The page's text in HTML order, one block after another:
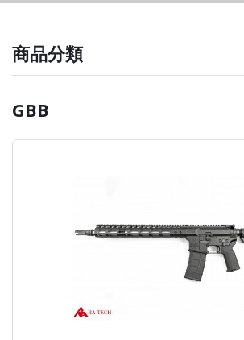
商品分類
GBB